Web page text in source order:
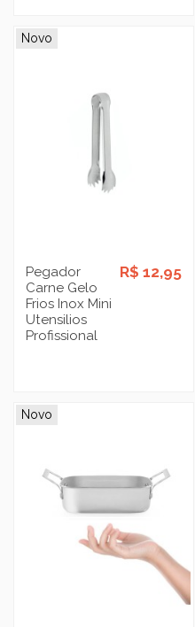
Novo
Pegador
Carne Gelo
Frios Inox Mini
Utensilios
Profissional
R$ 12,95
Novo